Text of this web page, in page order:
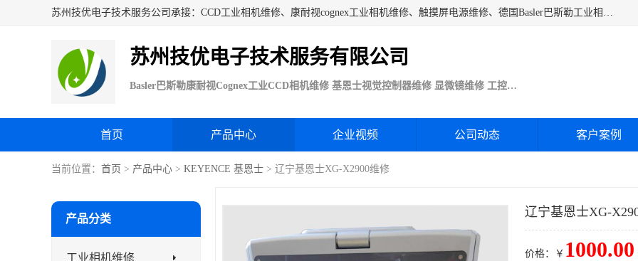
苏州技优电子技术服务公司承接：CCD工业相机维修、康耐视cognex工业相机维修、触摸屏电源维修、德国Basler巴斯勒工业相机维修、科研蛋白分析仪制冷相机维修等各种设备维修。公司客户行业涉及机械制造、注塑业、橡胶、电路板制造工厂、印刷、电梯、汽车生产、发电、电镀、医疗、食品、包装等。
苏州技优电子技术服务有限公司
Basler巴斯勒康耐视Cognex工业CCD相机维修 基恩士视觉控制器维修 显微镜维修 工控触摸屏电源电路板维修
首页 产品中心 企业视频 公司动态 客户案例
当前位置： 首页 > 产品中心 > KEYENCE 基恩士 > 辽宁基恩士XG-X2900维修
产品分类
工业相机维修
辽宁基恩士XG-
价格：￥ 1000.00